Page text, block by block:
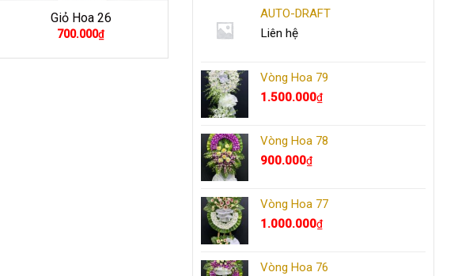
AUTO-DRAFT
Liên hệ
Vòng Hoa 79
1.500.000₫
Vòng Hoa 78
900.000₫
Vòng Hoa 77
1.000.000₫
Vòng Hoa 76
Giỏ Hoa 26
700.000₫